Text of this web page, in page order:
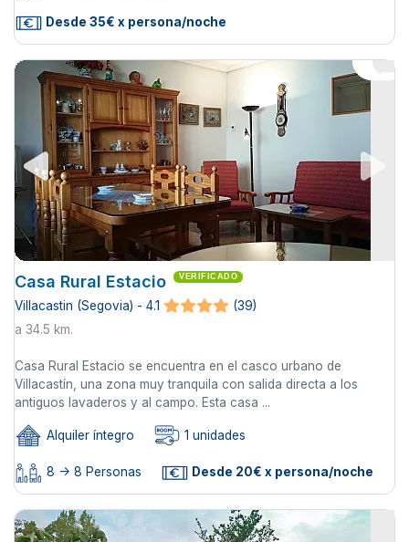
Desde 35€ x persona/noche
Casa Rural Estacio VERIFICADO
Villacastin (Segovia) - 4.1
(39)
a 34.5 km.
Casa Rural Estacio se encuentra en el casco urbano de
Villacastín, una zona muy tranquila con salida directa a los
antiguos lavaderos y al campo. Esta casa ...
Alquiler íntegro 1 unidades
8 -> 8 Personas Desde 20€ x persona/noche